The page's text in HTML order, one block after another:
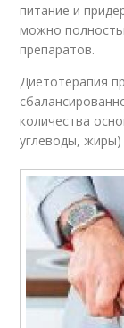
питание и
можно
препаратов.
Диетотерапия
количества
углеводы,